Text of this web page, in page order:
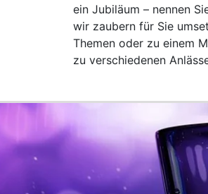
ein Jubiläum – nennen
wir zaubern für Sie
Themen oder zu einem
zu verschiedenen